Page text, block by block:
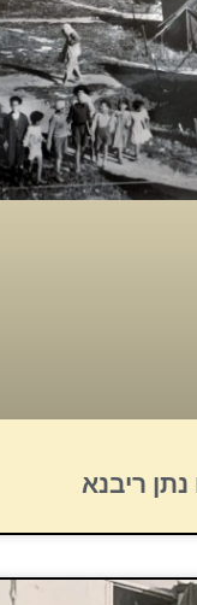
נתן ריבנא